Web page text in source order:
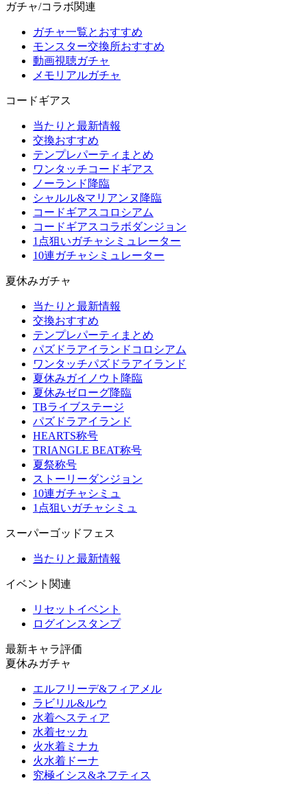
ガチャ/コラボ関連
ガチャ一覧とおすすめ
モンスター交換所おすすめ
動画視聴ガチャ
メモリアルガチャ
コードギアス
当たりと最新情報
交換おすすめ
テンプレパーティまとめ
ワンタッチコードギアス
ノーランド降臨
シャルル&マリアンヌ降臨
コードギアスコロシアム
コードギアスコラボダンジョン
1点狙いガチャシミュレーター
10連ガチャシミュレーター
夏休みガチャ
当たりと最新情報
交換おすすめ
テンプレパーティまとめ
パズドラアイランドコロシアム
ワンタッチパズドラアイランド
夏休みガイノウト降臨
夏休みゼローグ降臨
TBライブステージ
パズドラアイランド
HEARTS称号
TRIANGLE BEAT称号
夏祭称号
ストーリーダンジョン
10連ガチャシミュ
1点狙いガチャシミュ
スーパーゴッドフェス
当たりと最新情報
イベント関連
リセットイベント
ログインスタンプ
最新キャラ評価
夏休みガチャ
エルフリーデ&フィアメル
ラビリル&ルウ
水着ヘスティア
水着セッカ
火水着ミナカ
火水着ドーナ
究極イシス&ネフティス